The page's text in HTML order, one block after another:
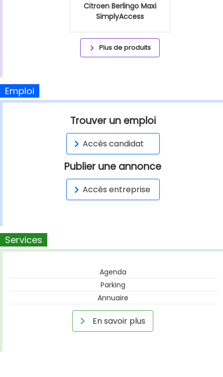
Citroen Berlingo Maxi
SimplyAccess
Plus de produits
Emploi
Trouver un emploi
Accès candidat
Publier une annonce
Accès entreprise
Services
Agenda
Parking
Annuaire
En savoir plus